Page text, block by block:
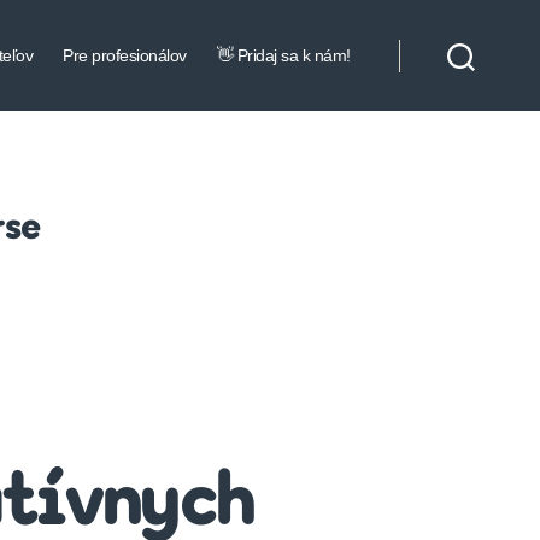
Pre profesionálov 👋 Pridaj sa k nám!